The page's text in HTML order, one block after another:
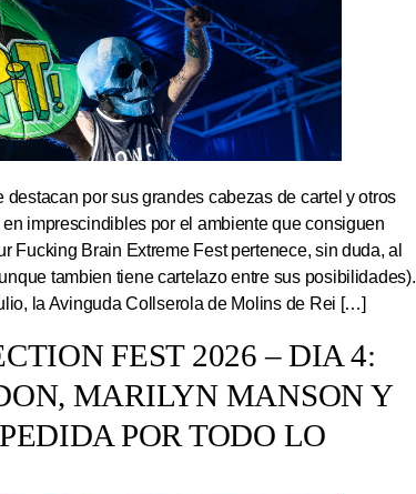
destacan por sus grandes cabezas de cartel y otros
imprescindibles por el ambiente que consiguen
Fucking Brain Extreme Fest pertenece, sin duda, al
tambien tiene cartelazo entre sus posibilidades).
la Avinguda Collserola de Molins de Rei […]
FEST 2026 – DIA 4:
MARILYN MANSON Y
POR TODO LO